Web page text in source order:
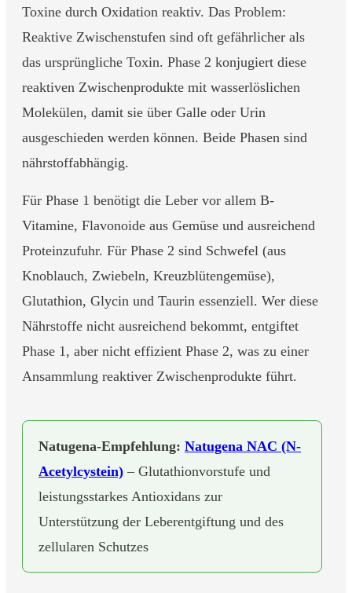
Toxine durch Oxidation reaktiv. Das Problem:
Reaktive Zwischenstufen sind oft gefährlicher als
das ursprüngliche Toxin. Phase 2 konjugiert diese
reaktiven Zwischenprodukte mit wasserlöslichen
Molekülen, damit sie über Galle oder Urin
ausgeschieden werden können. Beide Phasen sind
nährstoffabhängig.
Für Phase 1 benötigt die Leber vor allem B-
Vitamine, Flavonoide aus Gemüse und ausreichend
Proteinzufuhr. Für Phase 2 sind Schwefel (aus
Knoblauch, Zwiebeln, Kreuzblütengemüse),
Glutathion, Glycin und Taurin essenziell. Wer diese
Nährstoffe nicht ausreichend bekommt, entgiftet
Phase 1, aber nicht effizient Phase 2, was zu einer
Ansammlung reaktiver Zwischenprodukte führt.
Natugena-Empfehlung: Natugena NAC (N-
Acetylcystein) – Glutathionvorstufe und
leistungsstarkes Antioxidans zur
Unterstützung der Leberentgiftung und des
zellularen Schutzes